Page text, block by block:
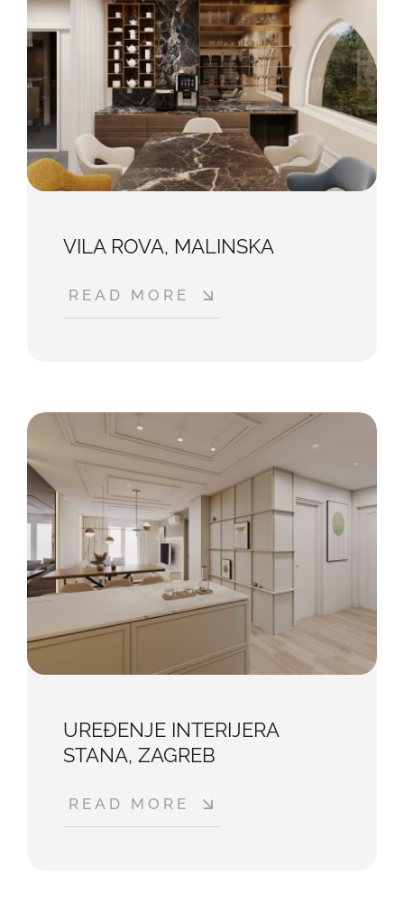
VILA ROVA, MALINSKA
READ MORE
UREĐENJE INTERIJERA
STANA, ZAGREB
READ MORE